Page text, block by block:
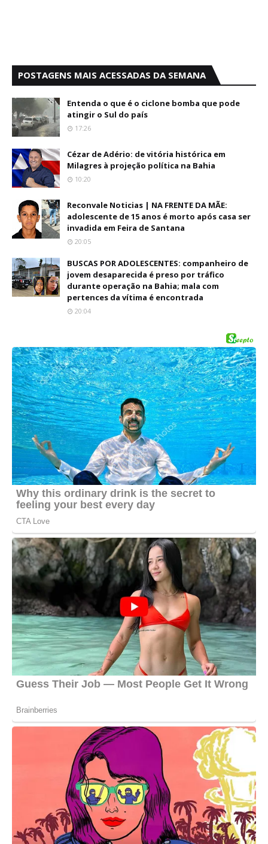
POSTAGENS MAIS ACESSADAS DA SEMANA
Entenda o que é o ciclone bomba que pode
atingir o Sul do país
17:26
Cézar de Adério: de vitória histórica em
Milagres à projeção política na Bahia
10:20
Reconvale Noticias | NA FRENTE DA MÃE:
adolescente de 15 anos é morto após casa ser
invadida em Feira de Santana
20:05
BUSCAS POR ADOLESCENTES: companheiro de
jovem desaparecida é preso por tráfico
durante operação na Bahia; mala com
pertences da vítima é encontrada
20:04